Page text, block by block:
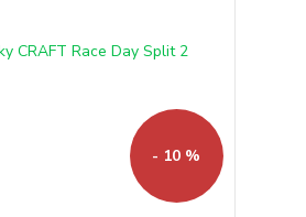
- 10 %